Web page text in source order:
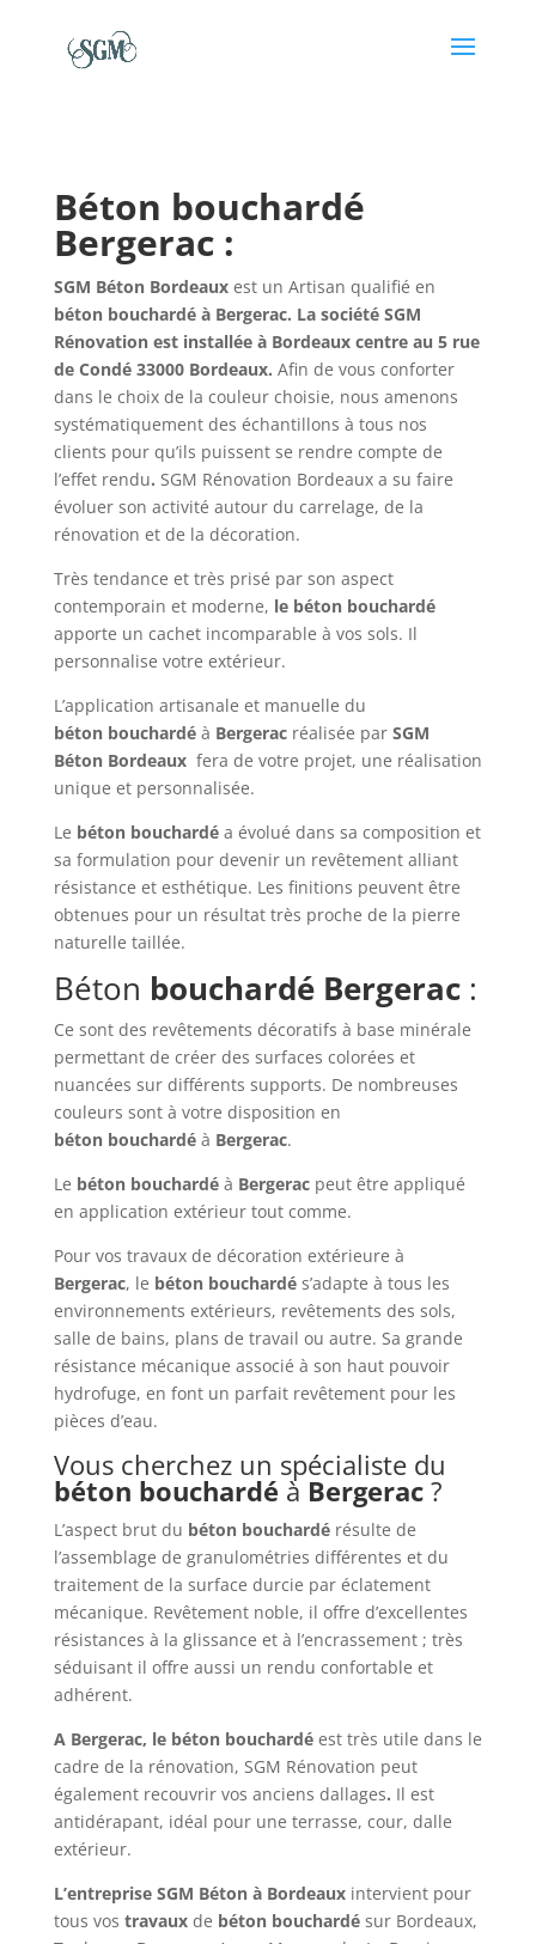
Béton bouchardé
Bergerac :
SGM Béton Bordeaux est un Artisan qualifié en
béton bouchardé à Bergerac. La société SGM
Rénovation est installée à Bordeaux centre au 5 rue
de Condé 33000 Bordeaux. Afin de vous conforter
dans le choix de la couleur choisie, nous amenons
systématiquement des échantillons à tous nos
clients pour qu’ils puissent se rendre compte de
l’effet rendu. SGM Rénovation Bordeaux a su faire
évoluer son activité autour du carrelage, de la
rénovation et de la décoration.
Très tendance et très prisé par son aspect
contemporain et moderne, le béton bouchardé
apporte un cachet incomparable à vos sols. Il
personnalise votre extérieur.
L’application artisanale et manuelle du
béton bouchardéà Bergeracréalisée par SGM
Béton Bordeauxfera de votre projet, une réalisation
unique et personnalisée.
Le béton bouchardéa évolué dans sa composition et
sa formulation pour devenir un revêtement alliant
résistance et esthétique. Les finitions peuvent être
obtenues pour un résultat très proche de la pierre
naturelle taillée.
Béton bouchardé Bergerac:
Ce sont des revêtements décoratifs à base minérale
permettant de créer des surfaces colorées et
nuancées sur différents supports. De nombreuses
couleurs sont à votre disposition en
béton bouchardéà Bergerac.
Le béton bouchardéà Bergeracpeut être appliqué
en application extérieur tout comme.
Pour vos travaux de décoration extérieure à
Bergerac, le béton bouchardés’adapte à tous les
environnements extérieurs, revêtements des sols,
salle de bains, plans de travail ou autre. Sa grande
résistance mécanique associé à son haut pouvoir
hydrofuge, en font un parfait revêtement pour les
pièces d’eau.
Vous cherchez un spécialiste du
béton bouchardé à Bergerac?
L’aspect brut du béton bouchardé résulte de
l’assemblage de granulométries différentes et du
traitement de la surface durcie par éclatement
mécanique. Revêtement noble, il offre d’excellentes
résistances à la glissance et à l’encrassement ; très
séduisant il offre aussi un rendu confortable et
adhérent.
A Bergerac, le béton bouchardé est très utile dans le
cadre de la rénovation, SGM Rénovation peut
également recouvrir vos anciens dallages. Il est
antidérapant, idéal pour une terrasse, cour, dalle
extérieur.
L’entreprise SGM Béton à Bordeauxintervient pour
tous vos travauxde béton bouchardésur Bordeaux,